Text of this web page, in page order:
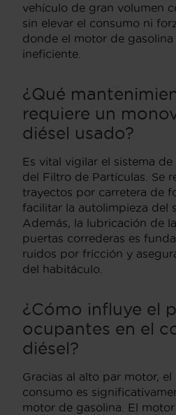
vehículo de gran volumen
sin elevar el consumo ni
donde el motor de gasolina
ineficiente.
¿Qué
requiere un
diésel usado?
Es vital vigilar el sistema de
del Filtro de Partículas. Se
trayectos por carretera de
facilitar la autolimpieza del
Además, la lubricación de
puertas correderas es
ruidos por fricción y
del habitáculo.
¿Cómo influye el
ocupantes en el
diésel?
Gracias al alto par motor,
consumo es
motor de gasolina. El